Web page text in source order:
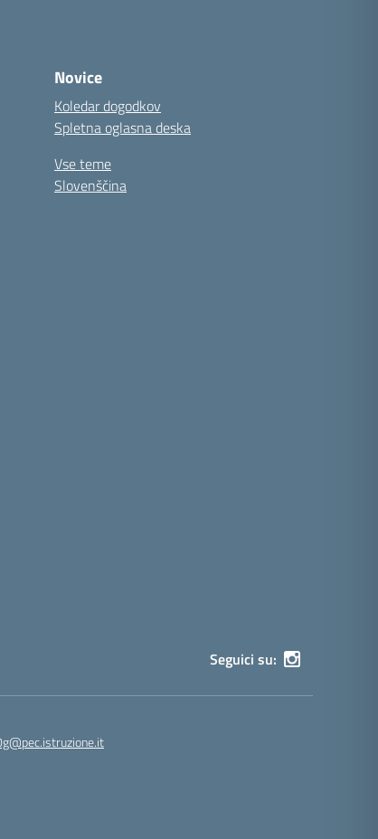
Novice
Koledar dogodkov
Spletna oglasna deska
Vse teme
Slovenščina
Seguici su: